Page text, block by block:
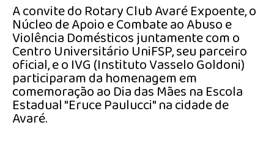
A convite do Rotary Club Avaré Expoente, o
Núcleo de Apoio e Combate ao Abuso e
Violência Domésticos juntamente com o
Centro Universitário UniFSP, seu parceiro
oficial, e o IVG (Instituto Vasselo Goldoni)
participaram da homenagem em
comemoração ao Dia das Mães na Escola
Estadual "Eruce Paulucci" na cidade de
Avaré.